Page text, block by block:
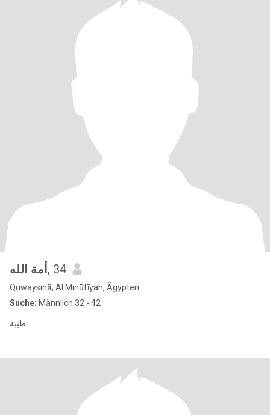
أمة الله , 34
Quwaysinā, Al Minūfīyah, Ägypten
Suche: Männlich 32 - 42
طيبة